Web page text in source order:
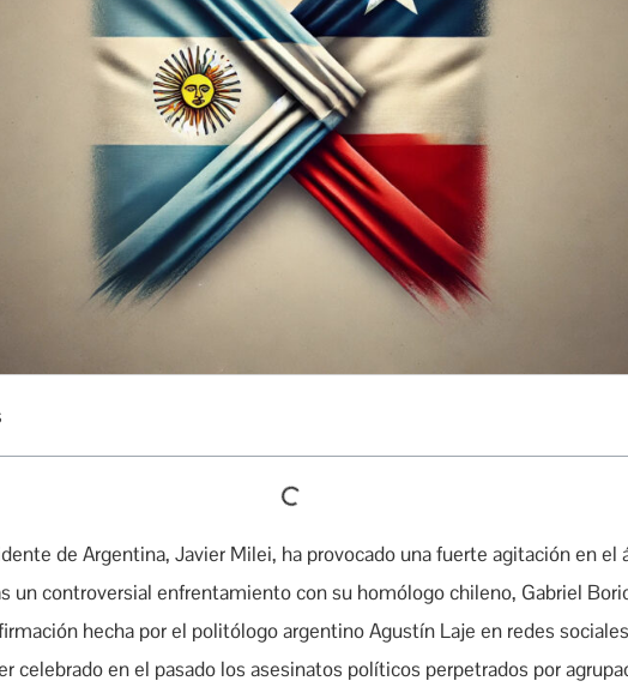
de Argentina, Javier Milei, ha provocado una fuerte agitación en el
un controversial enfrentamiento con su homólogo chileno, Gabriel
hecha por el politólogo argentino Agustín Laje en redes
celebrado en el pasado los asesinatos políticos perpetrados por